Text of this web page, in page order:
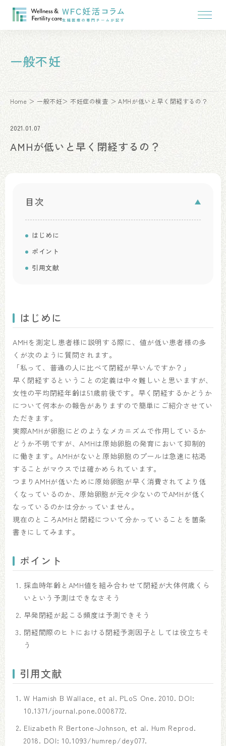
一般不妊
Home 一般不妊 不妊症の検査 AMHが低いと早く閉経するの？
2021.01.07
AMHが低いと早く閉経するの？
目次
はじめに
ポイント
引用文献
はじめに
AMHを測定し患者様に説明する際に、値が低い患者様の多
くが次のように質問されます。
「私って、普通の人に比べて閉経が早いんですか？」
早く閉経するということの定義は中々難しいと思いますが、
女性の平均閉経年齢は51歳前後です。早く閉経するかどうか
について何本かの報告がありますので簡単にご紹介させてい
ただきます。
実際AMHが卵胞にどのようなメカニズムで作用しているか
どうか不明ですが、AMHは原始卵胞の発育において抑制的
に働きます。AMHがないと原始卵胞のプールは急速に枯渇
することがマウスでは確かめられています。
つまりAMHが低いために原始卵胞が早く消費されてより低
くなっているのか、原始卵胞が元々少ないのでAMHが低く
なっているのかは分かっていません。
現在のところAMHと閉経について分かっていることを箇条
書きにしてみます。
ポイント
採血時年齢とAMH値を組み合わせて閉経が大体何歳くら
いという予測はできなさそう
早発閉経が起こる頻度は予測できそう
閉経間際のヒトにおける閉経予測因子としては役立ちそ
う
引用文献
W Hamish B Wallace, et al. PLoS One. 2010. DOI:
10.1371/journal.pone.0008772.
Elizabeth R Bertone-Johnson, et al. Hum Reprod.
2018. DOI: 10.1093/humrep/dey077.